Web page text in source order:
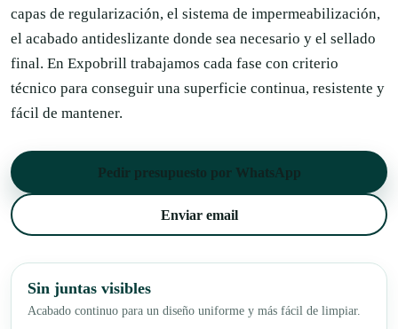
capas de regularización, el sistema de impermeabilización,
el acabado antideslizante donde sea necesario y el sellado
final. En Expobrill trabajamos cada fase con criterio
técnico para conseguir una superficie continua, resistente y
fácil de mantener.
Pedir presupuesto por WhatsApp
Enviar email
Sin juntas visibles
Acabado continuo para un diseño uniforme y más fácil de limpiar.